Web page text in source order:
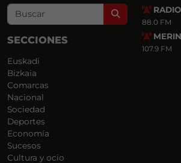
Search
SECCIONES
Euskadi
Bizkaia
Comarcas
Nacional
Sociedad
Deportes
Economía
Sucesos
Cultura y ocio
88.0 FM
107.9 FM